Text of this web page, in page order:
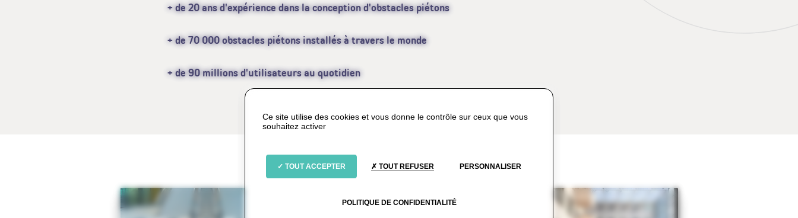
+ de 20 ans d'expérience dans la conception d'obstacles piétons
+ de 70 000 obstacles piétons installés à travers le monde
+ de 90 millions d'utilisateurs au quotidien
Ce site utilise des cookies et vous donne le contrôle sur ceux que vous
souhaitez activer
TOUT ACCEPTER TOUT REFUSER PERSONNALISER
POLITIQUE DE CONFIDENTIALITÉ